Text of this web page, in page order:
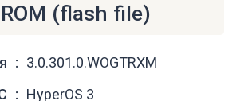
(flash file)
3.0.301.0.WOGTRXM
HyperOS 3